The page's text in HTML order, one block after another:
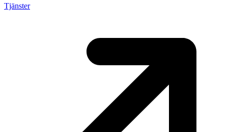
Tjänster